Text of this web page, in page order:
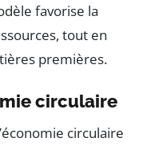
favorise la
tout en
premières.
circulaire
circulaire